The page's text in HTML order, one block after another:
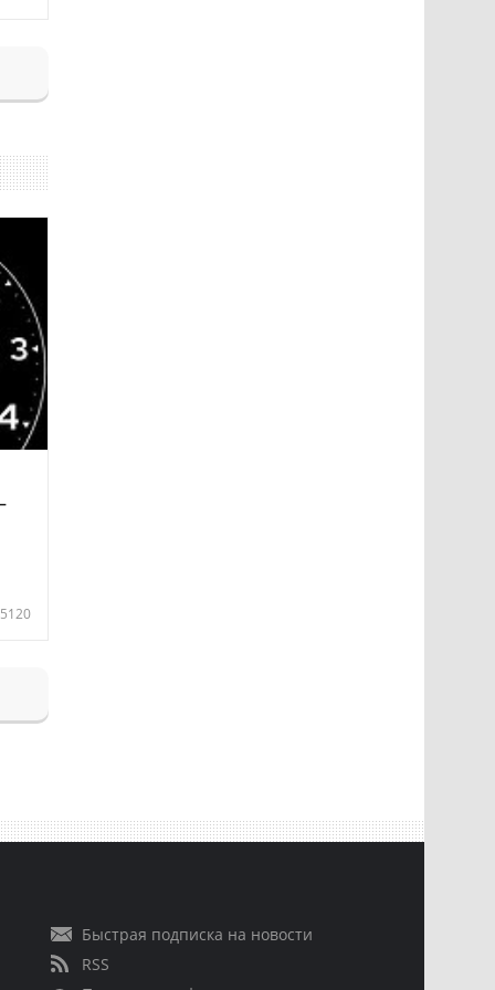
5120
Быстрая подписка на новости
RSS